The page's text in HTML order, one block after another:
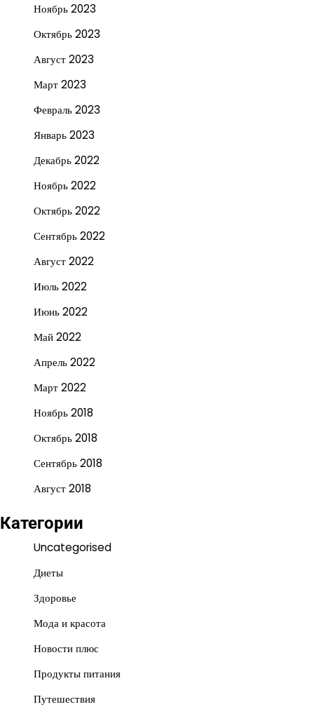
Ноябрь 2023
Октябрь 2023
Август 2023
Март 2023
Февраль 2023
Январь 2023
Декабрь 2022
Ноябрь 2022
Октябрь 2022
Сентябрь 2022
Август 2022
Июль 2022
Июнь 2022
Май 2022
Апрель 2022
Март 2022
Ноябрь 2018
Октябрь 2018
Сентябрь 2018
Август 2018
Категории
Uncategorised
Диеты
Здоровье
Мода и красота
Новости плюс
Продукты питания
Путешествия